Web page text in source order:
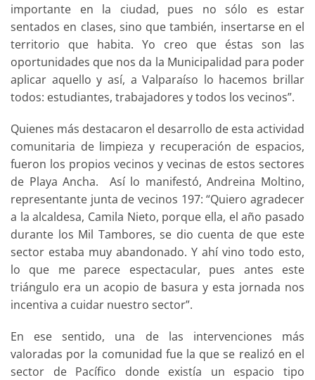
importante en la ciudad, pues no sólo es estar
sentados en clases, sino que también, insertarse en el
territorio que habita. Yo creo que éstas son las
oportunidades que nos da la Municipalidad para poder
aplicar aquello y así, a Valparaíso lo hacemos brillar
todos: estudiantes, trabajadores y todos los vecinos”.
Quienes más destacaron el desarrollo de esta actividad
comunitaria de limpieza y recuperación de espacios,
fueron los propios vecinos y vecinas de estos sectores
de Playa Ancha. Así lo manifestó, Andreina Moltino,
representante junta de vecinos 197: “Quiero agradecer
a la alcaldesa, Camila Nieto, porque ella, el año pasado
durante los Mil Tambores, se dio cuenta de que este
sector estaba muy abandonado. Y ahí vino todo esto,
lo que me parece espectacular, pues antes este
triángulo era un acopio de basura y esta jornada nos
incentiva a cuidar nuestro sector”.
En ese sentido, una de las intervenciones más
valoradas por la comunidad fue la que se realizó en el
sector de Pacífico donde existía un espacio tipo